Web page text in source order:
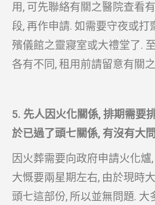
用, 可先聯絡有關之醫院查看
段, 再作申請. 如需要守夜或打
殯儀館之靈寢室或大禮堂了.
各有不同, 租用前請留意有關
5. 先人因火化關係, 排期需要
於已過了頭七關係, 有沒有大
因火葬需要向政府申請火化爐
大慨要兩星期左右, 由於現時
頭七這部份, 所以並無問題.